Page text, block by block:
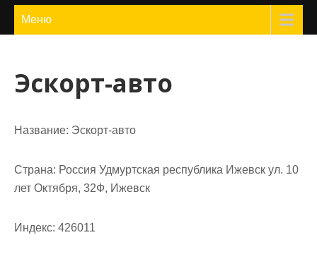
Меню
Эскорт-авто
Название: Эскорт-авто
Страна: Россия Удмуртская республика Ижевск ул. 10
лет Октября, 32Ф, Ижевск
Индекс: 426011